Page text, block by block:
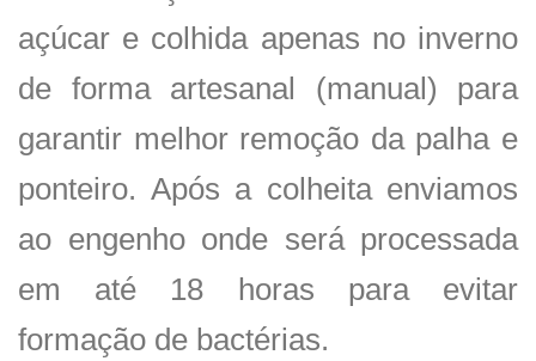
açúcar e colhida apenas no inverno
de forma artesanal (manual) para
garantir melhor remoção da palha e
ponteiro. Após a colheita enviamos
ao engenho onde será processada
em até 18 horas para evitar
formação de bactérias.